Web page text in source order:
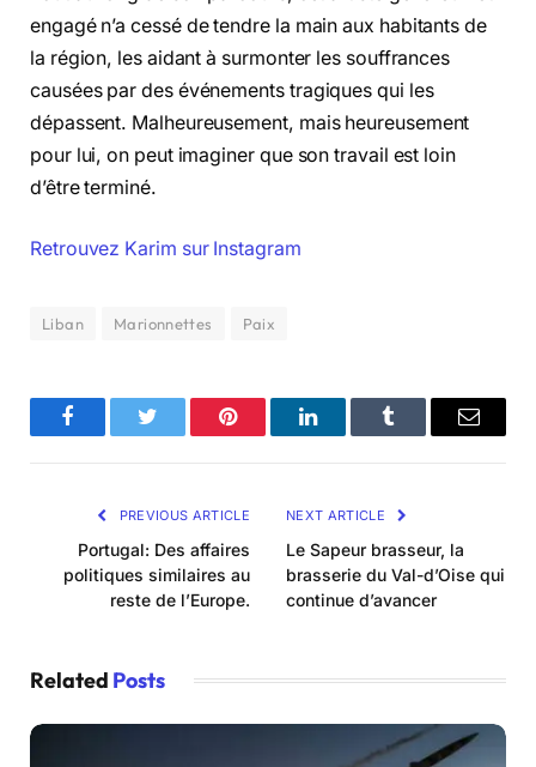
engagé n’a cessé de tendre la main aux habitants de
la région, les aidant à surmonter les souffrances
causées par des événements tragiques qui les
dépassent. Malheureusement, mais heureusement
pour lui, on peut imaginer que son travail est loin
d’être terminé.
Retrouvez Karim sur Instagram
Liban Marionnettes Paix
FacebookTwitter Pinterest LinkedInTumblr Email
PREVIOUS ARTICLE
Portugal: Des affaires
politiques similaires au
reste de l’Europe.
NEXT ARTICLE
Le Sapeur brasseur, la
brasserie du Val-d’Oise qui
continue d’avancer
Related Posts